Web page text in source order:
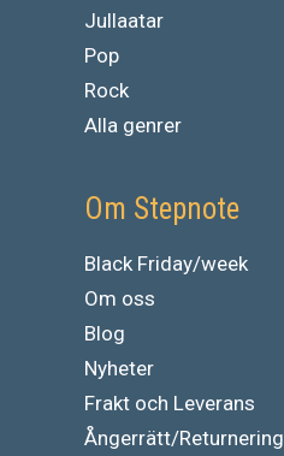
Jullaatar
Pop
Rock
Alla genrer
Om Stepnote
Black Friday/week
Om oss
Blog
Nyheter
Frakt och Leverans
Ångerrätt/Returnering